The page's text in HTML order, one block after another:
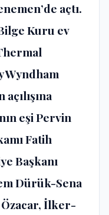
açtı.
Kuru ev
Wyndham
eşi Pervin
Fatih
Başkanı
Dürük-Sena
Özacar, İlker-